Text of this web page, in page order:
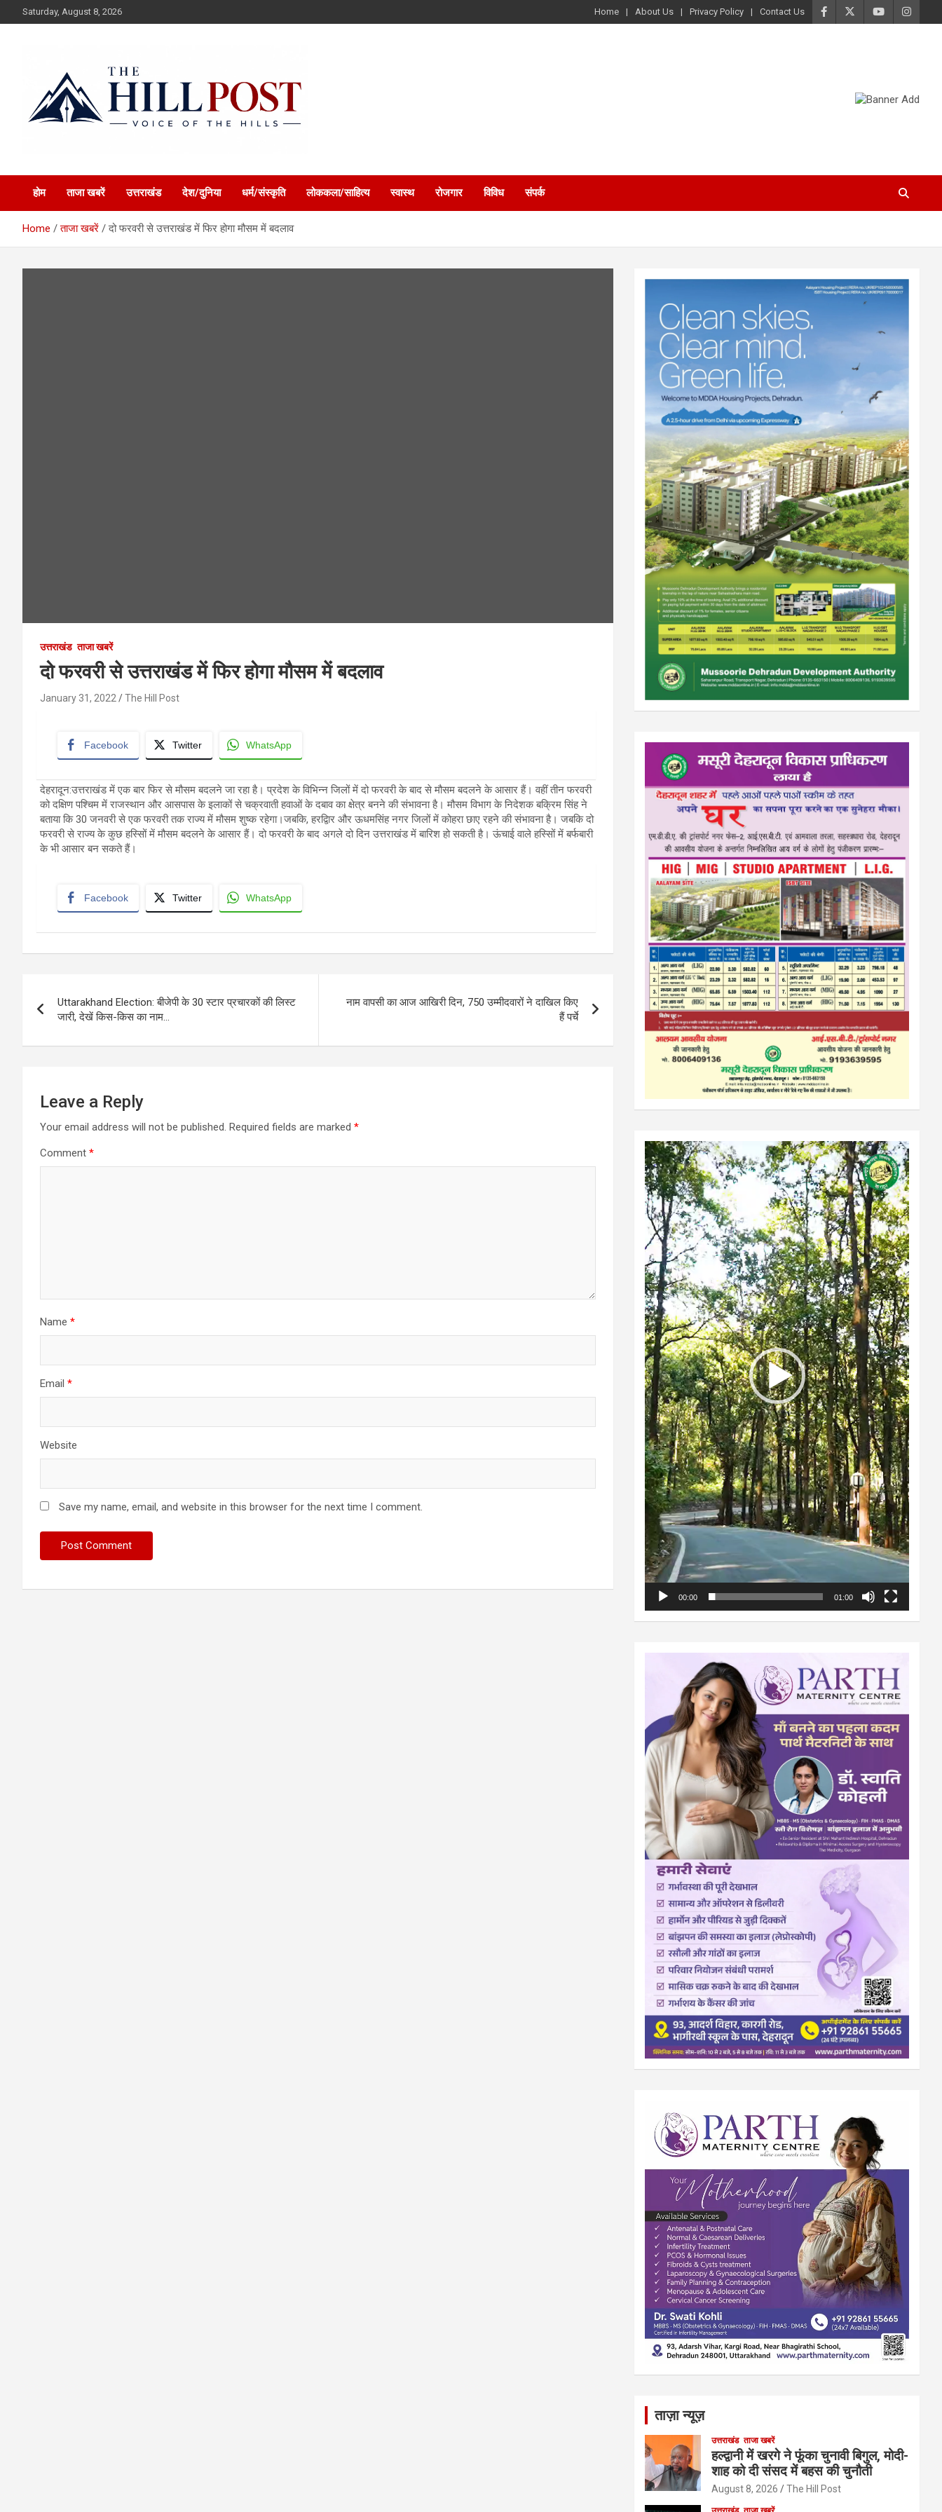
to
Saturday, August 8, 2026 Home About Us Privacy Policy Contact Us
The Hillpost
होम ताजा खबरें उत्तराखंड देश/दुनिया धर्म/संस्कृति लोककला/साहित्य स्वास्थ रोजगार विविध संपर्क
Home ताजा खबरें दो फरवरी से उत्तराखंड में फिर होगा मौसम में बदलाव
उत्तराखंड ताजा खबरें
दो फरवरी से उत्तराखंड में फिर होगा मौसम में बदलाव
January 31, 2022 The Hill Post
Facebook Twitter WhatsApp
देहरादून:उत्तराखंड में एक बार फिर से मौसम बदलने जा रहा है। प्रदेश के विभिन्न जिलों में दो फरवरी के बाद से मौसम बदलने के आसार हैं। वहीं तीन फरवरी
को दक्षिण पश्चिम में राजस्थान और आसपास के इलाकों से चक्रवाती हवाओं के दबाव का क्षेत्र बनने की संभावना है। मौसम विभाग के निदेशक बक्रिम सिंह ने
बताया कि 30 जनवरी से एक फरवरी तक राज्य में मौसम शुष्क रहेगा।जबकि, हरद्विार और ऊधमसिंह नगर जिलों में कोहरा छाए रहने की संभावना है। जबकि दो
फरवरी से राज्य के कुछ हस्सिों में मौसम बदलने के आसार हैं। दो फरवरी के बाद अगले दो दिन उत्तराखंड में बारिश हो सकती है। ऊंचाई वाले हस्सिों में बर्फबारी
के भी आसार बन सकते हैं।
Facebook Twitter WhatsApp
navigation
Uttarakhand Election: बीजेपी के 30 स्टार प्रचारकों की लिस्ट
जारी, देखें किस-किस का नाम…
नाम वापसी का आज आखिरी दिन, 750 उम्मीदवारों ने दाखिल किए
हैं पर्चे
Leave a Reply
Your email address will not be published. Required fields are marked *
Comment *
Name *
Email *
Website
Save my name, email, and website in this browser for the next time I comment.
Video
Player
00:00 01:00
ताज़ा न्यूज़
उत्तराखंड ताजा खबरें
हल्द्वानी में खरगे ने फूंका चुनावी बिगुल, मोदी-
शाह को दी संसद में बहस की चुनौती
August 8, 2026 The Hill Post